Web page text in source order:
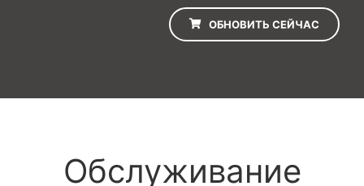
ОБНОВИТЬ СЕЙЧАС
Обслуживание